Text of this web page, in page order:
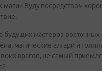
магии Вуду посредством
будущих мастеров
магические алтари и
врагов, не самый